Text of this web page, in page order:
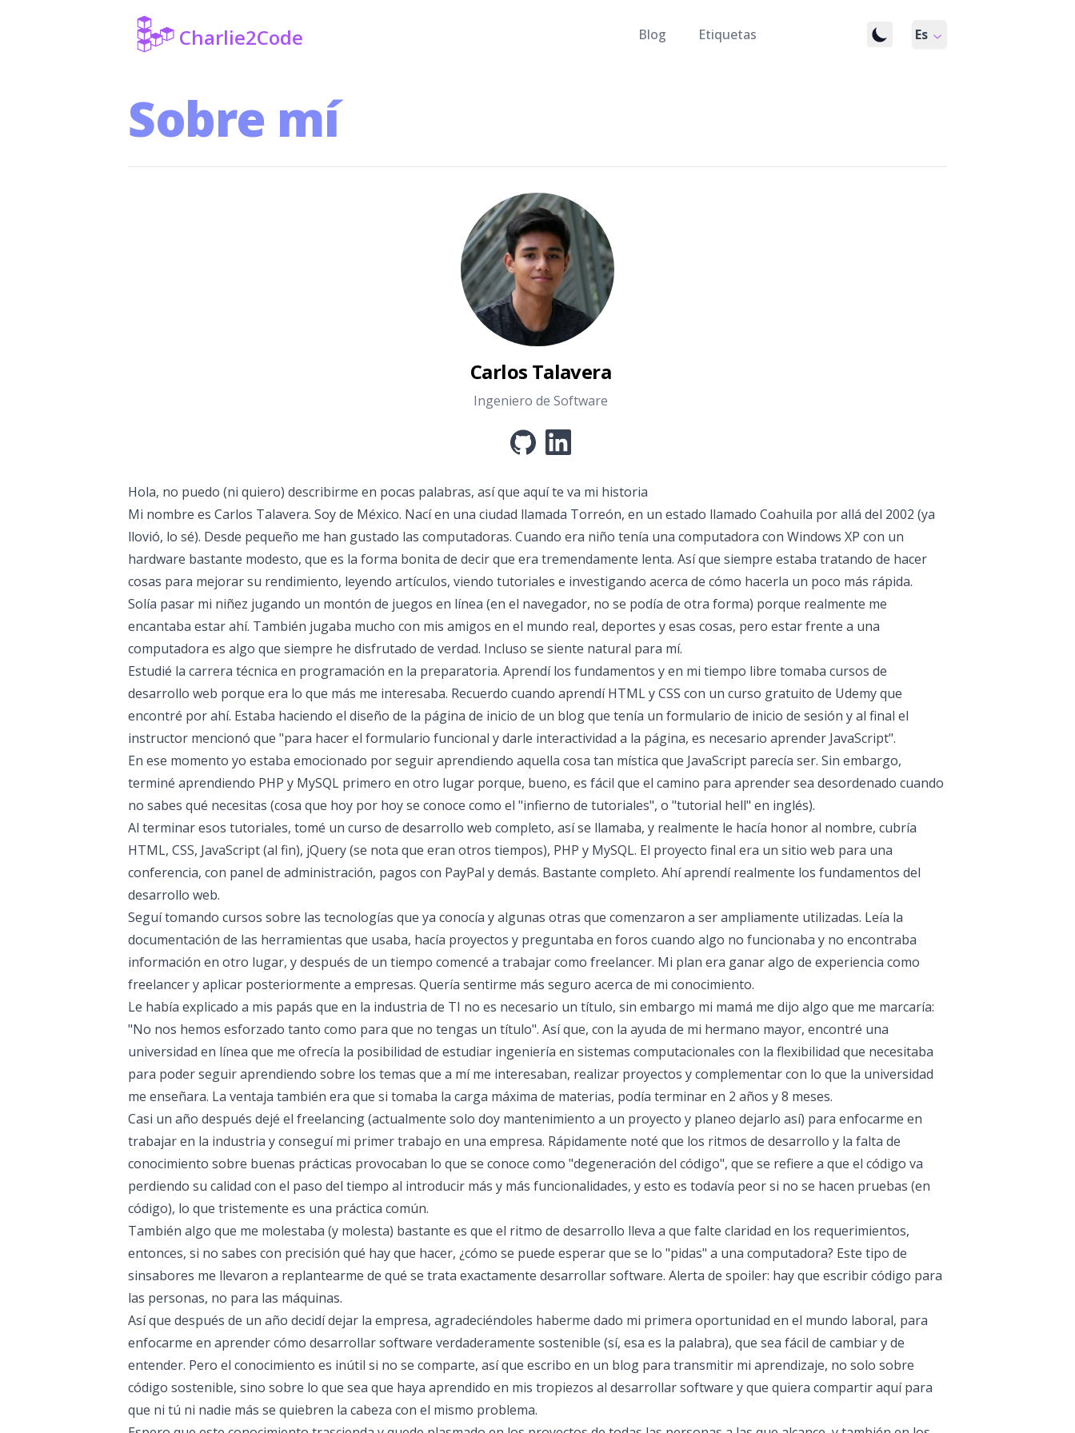
Charlie2Code Blog Etiquetas Es
Sobre mí
Carlos Talavera
Ingeniero de Software
github linkedin
Hola, no puedo (ni quiero) describirme en pocas palabras, así que aquí te va mi historia
Mi nombre es Carlos Talavera. Soy de México. Nací en una ciudad llamada Torreón, en un estado llamado Coahuila por allá del 2002 (ya
llovió, lo sé). Desde pequeño me han gustado las computadoras. Cuando era niño tenía una computadora con Windows XP con un
hardware bastante modesto, que es la forma bonita de decir que era tremendamente lenta. Así que siempre estaba tratando de hacer
cosas para mejorar su rendimiento, leyendo artículos, viendo tutoriales e investigando acerca de cómo hacerla un poco más rápida.
Solía pasar mi niñez jugando un montón de juegos en línea (en el navegador, no se podía de otra forma) porque realmente me
encantaba estar ahí. También jugaba mucho con mis amigos en el mundo real, deportes y esas cosas, pero estar frente a una
computadora es algo que siempre he disfrutado de verdad. Incluso se siente natural para mí.
Estudié la carrera técnica en programación en la preparatoria. Aprendí los fundamentos y en mi tiempo libre tomaba cursos de
desarrollo web porque era lo que más me interesaba. Recuerdo cuando aprendí HTML y CSS con un curso gratuito de Udemy que
encontré por ahí. Estaba haciendo el diseño de la página de inicio de un blog que tenía un formulario de inicio de sesión y al final el
instructor mencionó que "para hacer el formulario funcional y darle interactividad a la página, es necesario aprender JavaScript".
En ese momento yo estaba emocionado por seguir aprendiendo aquella cosa tan mística que JavaScript parecía ser. Sin embargo,
terminé aprendiendo PHP y MySQL primero en otro lugar porque, bueno, es fácil que el camino para aprender sea desordenado cuando
no sabes qué necesitas (cosa que hoy por hoy se conoce como el "infierno de tutoriales", o "tutorial hell" en inglés).
Al terminar esos tutoriales, tomé un curso de desarrollo web completo, así se llamaba, y realmente le hacía honor al nombre, cubría
HTML, CSS, JavaScript (al fin), jQuery (se nota que eran otros tiempos), PHP y MySQL. El proyecto final era un sitio web para una
conferencia, con panel de administración, pagos con PayPal y demás. Bastante completo. Ahí aprendí realmente los fundamentos del
desarrollo web.
Seguí tomando cursos sobre las tecnologías que ya conocía y algunas otras que comenzaron a ser ampliamente utilizadas. Leía la
documentación de las herramientas que usaba, hacía proyectos y preguntaba en foros cuando algo no funcionaba y no encontraba
información en otro lugar, y después de un tiempo comencé a trabajar como freelancer. Mi plan era ganar algo de experiencia como
freelancer y aplicar posteriormente a empresas. Quería sentirme más seguro acerca de mi conocimiento.
Le había explicado a mis papás que en la industria de TI no es necesario un título, sin embargo mi mamá me dijo algo que me marcaría:
"No nos hemos esforzado tanto como para que no tengas un título". Así que, con la ayuda de mi hermano mayor, encontré una
universidad en línea que me ofrecía la posibilidad de estudiar ingeniería en sistemas computacionales con la flexibilidad que necesitaba
para poder seguir aprendiendo sobre los temas que a mí me interesaban, realizar proyectos y complementar con lo que la universidad
me enseñara. La ventaja también era que si tomaba la carga máxima de materias, podía terminar en 2 años y 8 meses.
Casi un año después dejé el freelancing (actualmente solo doy mantenimiento a un proyecto y planeo dejarlo así) para enfocarme en
trabajar en la industria y conseguí mi primer trabajo en una empresa. Rápidamente noté que los ritmos de desarrollo y la falta de
conocimiento sobre buenas prácticas provocaban lo que se conoce como "degeneración del código", que se refiere a que el código va
perdiendo su calidad con el paso del tiempo al introducir más y más funcionalidades, y esto es todavía peor si no se hacen pruebas (en
código), lo que tristemente es una práctica común.
También algo que me molestaba (y molesta) bastante es que el ritmo de desarrollo lleva a que falte claridad en los requerimientos,
entonces, si no sabes con precisión qué hay que hacer, ¿cómo se puede esperar que se lo "pidas" a una computadora? Este tipo de
sinsabores me llevaron a replantearme de qué se trata exactamente desarrollar software. Alerta de spoiler: hay que escribir código para
las personas, no para las máquinas.
Así que después de un año decidí dejar la empresa, agradeciéndoles haberme dado mi primera oportunidad en el mundo laboral, para
enfocarme en aprender cómo desarrollar software verdaderamente sostenible (sí, esa es la palabra), que sea fácil de cambiar y de
entender. Pero el conocimiento es inútil si no se comparte, así que escribo en un blog para transmitir mi aprendizaje, no solo sobre
código sostenible, sino sobre lo que sea que haya aprendido en mis tropiezos al desarrollar software y que quiera compartir aquí para
que ni tú ni nadie más se quiebren la cabeza con el mismo problema.